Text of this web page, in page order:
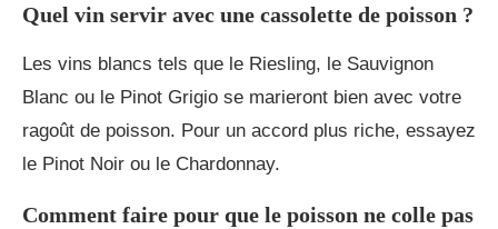
Quel vin servir avec une cassolette de poisson ?
Les vins blancs tels que le Riesling, le Sauvignon
Blanc ou le Pinot Grigio se marieront bien avec votre
ragoût de poisson. Pour un accord plus riche, essayez
le Pinot Noir ou le Chardonnay.
Comment faire pour que le poisson ne colle pas